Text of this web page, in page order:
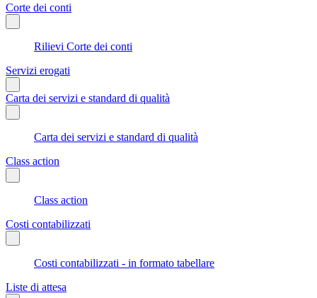
Corte dei conti
Rilievi Corte dei conti
Servizi erogati
Carta dei servizi e standard di qualità
Carta dei servizi e standard di qualità
Class action
Class action
Costi contabilizzati
Costi contabilizzati - in formato tabellare
Liste di attesa